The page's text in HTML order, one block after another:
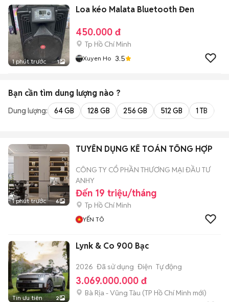
1 phút trước 1
Loa kéo Malata Bluetooth Đen
450.000 đ
Tp Hồ Chí Minh
Xuyen Ho 3.5
Bạn cần tìm dung lượng nào ?
Dung lượng: 64 GB 128 GB 256 GB 512 GB 1 TB
1 phút trước 6
TUYỂN DỤNG KẾ TOÁN TỔNG HỢP
CÔNG TY CỔ PHẦN THƯƠNG MẠI ĐẦU TƯ
ANHY
Đến 19 triệu/tháng
Tp Hồ Chí Minh
YẾN TÔ
Tin ưu tiên 2
Lynk & Co 900 Bạc
2026 Đã sử dụng Điện Tự động
3.069.000.000 đ
Bà Rịa - Vũng Tàu (TP Hồ Chí Minh mới)